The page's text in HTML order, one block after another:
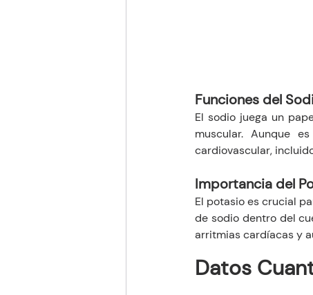
Funciones del
El sodio juega un
muscular. Aunque
cardiovascular,
Importancia del
El potasio es crucial
de sodio dentro del
arritmias cardíacas y
Datos